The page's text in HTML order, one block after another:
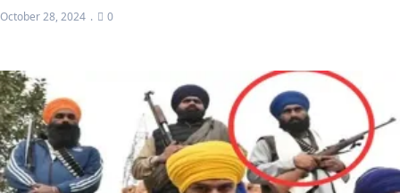
October 28, 2024 0